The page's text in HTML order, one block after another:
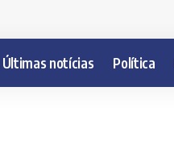
Últimas notícias Política